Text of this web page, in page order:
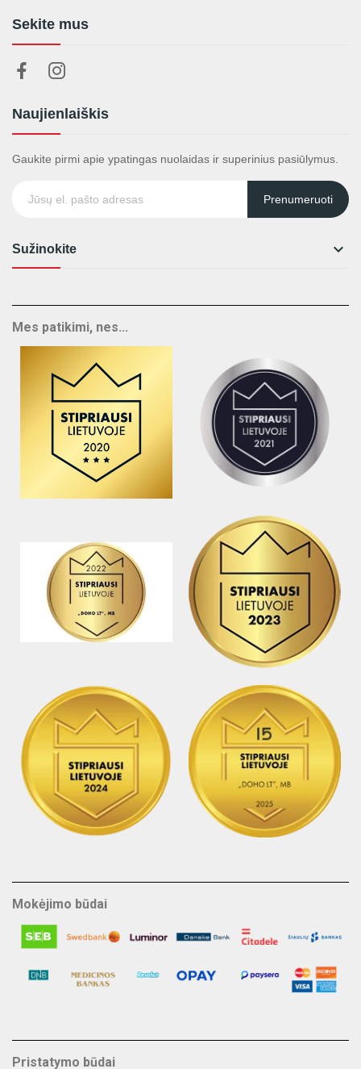
Sekite mus
Naujienlaiškis
Gaukite pirmi apie ypatingas nuolaidas ir superinius pasiūlymus.
Prenumeruoti
Sužinokite 
Mes patikimi, nes...
Mokėjimo būdai
Pristatymo būdai